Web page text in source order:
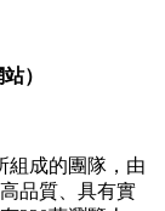
）
組成的團隊，由
品質、具有實